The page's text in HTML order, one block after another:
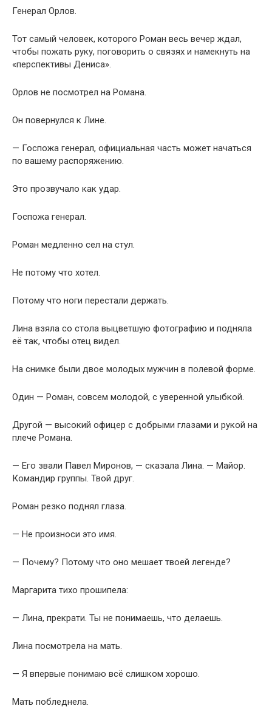
Генерал Орлов.
Тот самый человек, которого Роман весь вечер ждал,
чтобы пожать руку, поговорить о связях и намекнуть на
«перспективы Дениса».
Орлов не посмотрел на Романа.
Он повернулся к Лине.
— Госпожа генерал, официальная часть может начаться
по вашему распоряжению.
Это прозвучало как удар.
Госпожа генерал.
Роман медленно сел на стул.
Не потому что хотел.
Потому что ноги перестали держать.
Лина взяла со стола выцветшую фотографию и подняла
её так, чтобы отец видел.
На снимке были двое молодых мужчин в полевой форме.
Один — Роман, совсем молодой, с уверенной улыбкой.
Другой — высокий офицер с добрыми глазами и рукой на
плече Романа.
— Его звали Павел Миронов, — сказала Лина. — Майор.
Командир группы. Твой друг.
Роман резко поднял глаза.
— Не произноси это имя.
— Почему? Потому что оно мешает твоей легенде?
Маргарита тихо прошипела:
— Лина, прекрати. Ты не понимаешь, что делаешь.
Лина посмотрела на мать.
— Я впервые понимаю всё слишком хорошо.
Мать побледнела.